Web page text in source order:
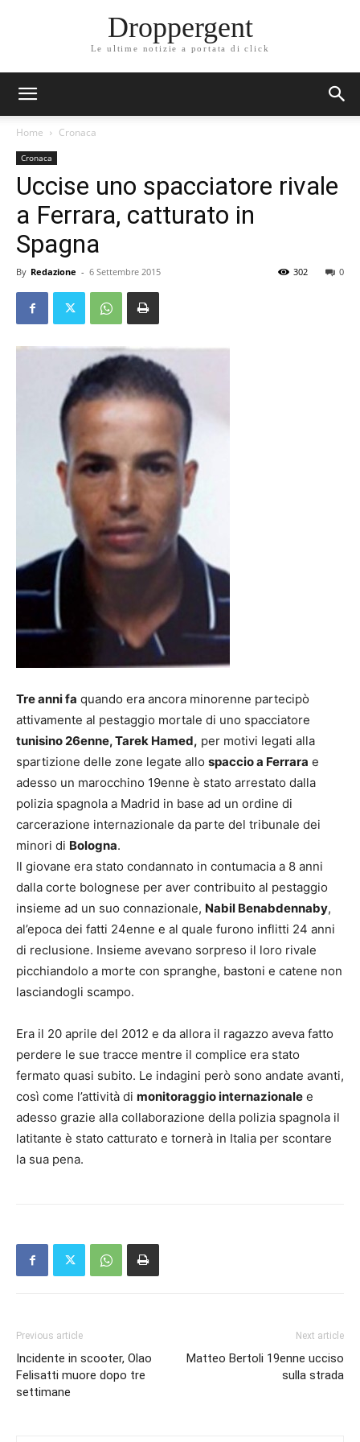
Droppergent
Le ultime notizie a portata di click
Home Cronaca
Cronaca
Uccise uno spacciatore rivale
a Ferrara, catturato in
Spagna
By Redazione - 6 Settembre 2015 0
302
Tre anni fa quando era ancora minorenne partecipò
attivamente al pestaggio mortale di uno spacciatore
tunisino 26enne, Tarek Hamed, per motivi legati alla
spartizione delle zone legate allo spaccio a Ferrara e
adesso un marocchino 19enne è stato arrestato dalla
polizia spagnola a Madrid in base ad un ordine di
carcerazione internazionale da parte del tribunale dei
minori di Bologna.
Il giovane era stato condannato in contumacia a 8 anni
dalla corte bolognese per aver contribuito al pestaggio
insieme ad un suo connazionale, Nabil Benabdennaby,
al’epoca dei fatti 24enne e al quale furono inflitti 24 anni
di reclusione. Insieme avevano sorpreso il loro rivale
picchiandolo a morte con spranghe, bastoni e catene non
lasciandogli scampo.
Era il 20 aprile del 2012 e da allora il ragazzo aveva fatto
perdere le sue tracce mentre il complice era stato
fermato quasi subito. Le indagini però sono andate avanti,
così come l’attività di monitoraggio internazionale e
adesso grazie alla collaborazione della polizia spagnola il
latitante è stato catturato e tornerà in Italia per scontare
la sua pena.
Previous article
Incidente in scooter, Olao
Felisatti muore dopo tre
settimane
Next article
Matteo Bertoli 19enne ucciso
sulla strada